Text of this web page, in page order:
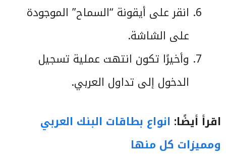
انقر على أيقونة “السماح” الموجودة
على الشاشة.
وأخيرًا تكون انتهت عملية تسجيل
الدخول إلى تداول العربي.
اقرأ أيضًا: انواع بطاقات البنك العربي
ومميزات كل منها